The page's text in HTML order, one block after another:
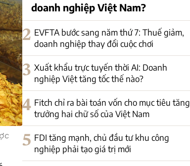
doanh nghiệp Việt Nam?
2 EVFTA bước sang năm thứ 7: Thuế giảm,
doanh nghiệp thay đổi cuộc chơi
3 Xuất khẩu trực tuyến thời AI: Doanh
nghiệp Việt tăng tốc thế nào?
4 Fitch chỉ ra bài toán vốn cho mục tiêu tăng
trưởng hai chữ số của Việt Nam
5 FDI tăng mạnh, chủ đầu tư khu công
nghiệp phải tạo giá trị mới